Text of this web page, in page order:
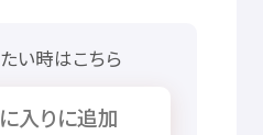
たい時はこちら
に入りに追加